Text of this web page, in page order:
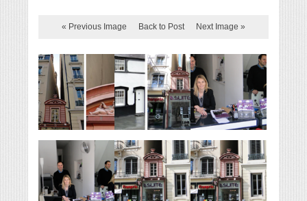
« Previous Image Back to Post Next Image »